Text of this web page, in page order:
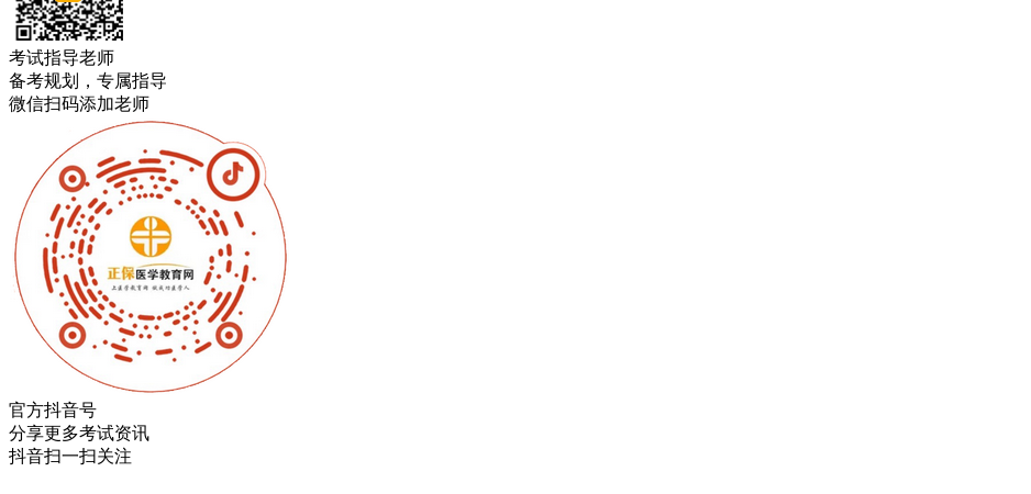
考试指导老师
备考规划，专属指导
微信扫码添加老师
官方抖音号
分享更多考试资讯
抖音扫一扫关注